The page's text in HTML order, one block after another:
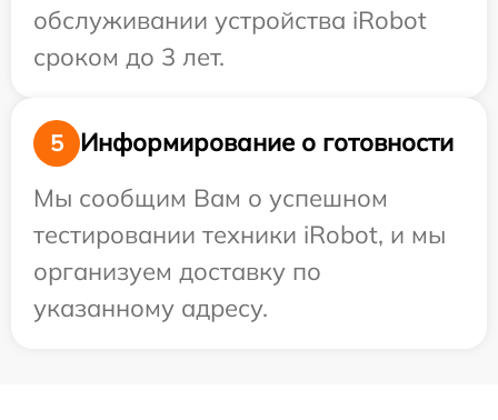
обслуживании устройства iRobot
сроком до 3 лет.
5
Информирование о готовности
Мы сообщим Вам о успешном
тестировании техники iRobot, и мы
организуем доставку по
указанному адресу.